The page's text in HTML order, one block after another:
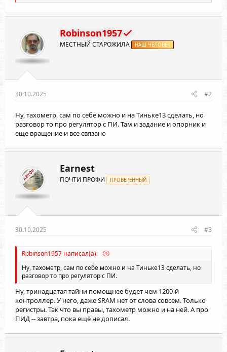
а
к
и
и
:
Robinson1957
МЕСТНЫЙ СТАРОЖИЛА НАШ ЧЕЛОВЕК
30.10.2025 #2
Ну, тахометр, сам по себе можно и на Тиньке13 сделать, но
разговор то про регулятор с ПИ. Там и задание и опорник и
еще вращение и все связано
АВТОР Earnest
ПОЧТИ ПРОФИ ПРОВЕРЕННЫЙ
30.10.2025 #3
Robinson1957 написал(а):
Ну, тахометр, сам по себе можно и на Тиньке13 сделать, но
разговор то про регулятор с ПИ.
Ну, тринадцатая тайни помощнее будет чем 1200-й
контроллер. У него, даже SRAM нет от слова совсем. Только
регистры. Так что вы правы, тахометр можно и на ней. А про
ПИД -- завтра, пока ещё не дописал.